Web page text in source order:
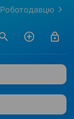
Роботодавцю